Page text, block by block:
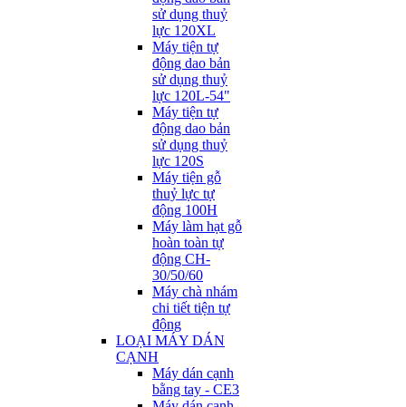
sử dụng thuỷ
lực 120XL
Máy tiện tự
động dao bản
sử dụng thuỷ
lực 120L-54"
Máy tiện tự
động dao bản
sử dụng thuỷ
lực 120S
Máy tiện gỗ
thuỷ lực tự
động 100H
Máy làm hạt gỗ
hoàn toàn tự
động CH-
30/50/60
Máy chà nhám
chi tiết tiện tự
động
LOẠI MÁY DÁN
CẠNH
Máy dán cạnh
bằng tay - CE3